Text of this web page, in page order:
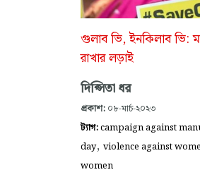
গুলাব ভি, ইনকিলাব ভি:
রাখার লড়াই
দিপ্সিতা ধর
প্রকাশ: ০৮-মার্চ-২০২৩
ট্যাগ:campaign against
day, violence against
women